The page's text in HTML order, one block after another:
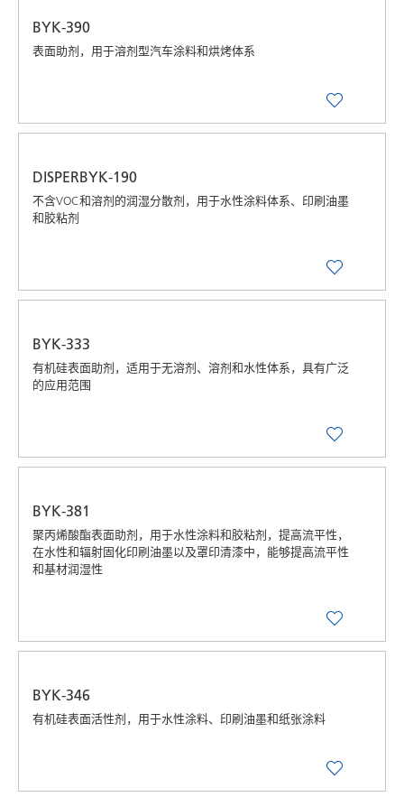
BYK-390
表面助剂，用于溶剂型汽车涂料和烘烤体系
DISPERBYK-190
不含VOC和溶剂的润湿分散剂，用于水性涂料体系、印刷油墨
和胶粘剂
BYK-333
有机硅表面助剂，适用于无溶剂、溶剂和水性体系，具有广泛
的应用范围
BYK-381
聚丙烯酸酯表面助剂，用于水性涂料和胶粘剂，提高流平性，
在水性和辐射固化印刷油墨以及罩印清漆中，能够提高流平性
和基材润湿性
BYK-346
有机硅表面活性剂，用于水性涂料、印刷油墨和纸张涂料